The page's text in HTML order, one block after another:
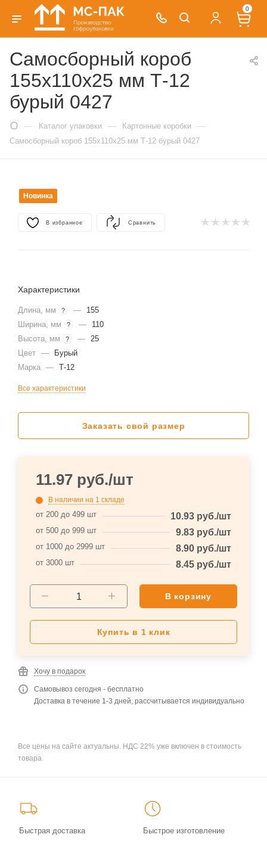
0
Самосборный короб
155х110х25 мм Т-12
бурый 0427
— Каталог упаковки — Картонные коробки —
Самосборный короб 155х110х25 мм Т-12 бурый 0427
Новинка
В избранное Сравнить
Характеристики
Длина, мм ? —
155
Ширина, мм
? —
110
Высота, мм
? — 25
Цвет —
Бурый
Марка — Т-12
Все характеристики
Заказать свой размер
11.97 руб./шт
В наличии на 1 складе
от 200 до 499 шт 10.93 руб./шт
от 500 до 999 шт 9.83 руб./шт
от 1000 до 2999 шт 8.90 руб./шт
от 3000 шт 8.45 руб./шт
В корзину
Купить в 1 клик
Хочу в подарок
Самовывоз сегодня - бесплатно
Доставка в течение 1-3 дней, рассчитывается индивидуально
Все цены на сайте актуальны. НДС 22% уже включен в стоимость
товара.
Быстрая доставка Быстрое изготовление